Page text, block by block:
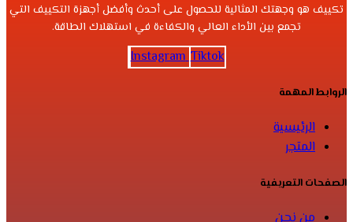
تكييف هو وجهتك المثالية للحصول على أحدث وأفضل أجهزة التكييف التي
تجمع بين الأداء العالي والكفاءة في استهلاك الطاقة.
Instagram Tiktok
الروابط المهمة
الرئيسية
المتجر
الصفحات التعريفية